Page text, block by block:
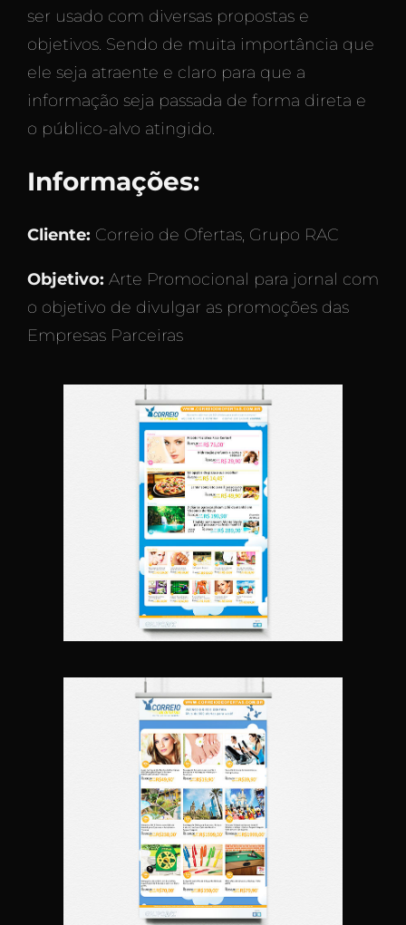
ser usado com diversas propostas e
objetivos. Sendo de muita importância que
ele seja atraente e claro para que a
informação seja passada de forma direta e
o público-alvo atingido.
Informações:
Cliente: Correio de Ofertas, Grupo RAC
Objetivo: Arte Promocional para jornal com
o objetivo de divulgar as promoções das
Empresas Parceiras